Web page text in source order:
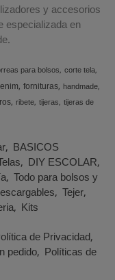
y accesorios
especializada en
para bolsos corte tela
fornituras handmade
ribete tijeras tijeras de
BASICOS
DIY ESCOLAR
Todo para bolsos y
Tejer
Kits
de Privacidad
pedido Políticas de